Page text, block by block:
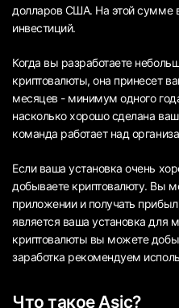
долларов США. На этой сумме
инвестиций.
Когда вы разработаете
криптовалюты, она принесет
месяцев - минимум одного
насколько хорошо сделана
команда работает над
Если ваша установка очень
добываете криптовалюту. Вы
приложении и получать
является ваша установка для
криптовалюты вы можете
заработка рекомендуем
Что такое Asic?